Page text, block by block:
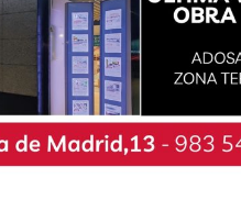
albergará los